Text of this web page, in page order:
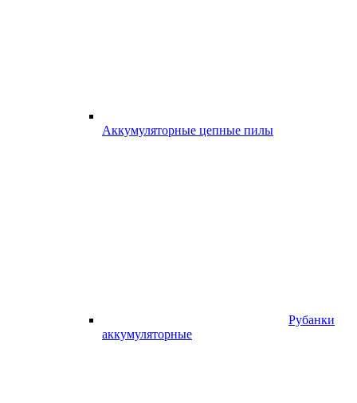
Аккумуляторные цепные пилы
Рубанки
аккумуляторные